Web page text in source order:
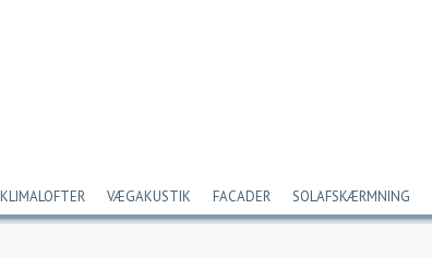
KLIMALOFTER VÆGAKUSTIK FACADER SOLAFSKÆRMNING